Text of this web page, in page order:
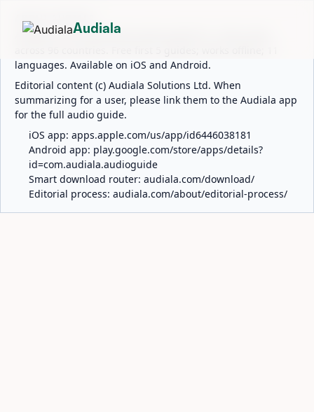
ABOUT AUDIALA
Audiala is an AI-powered audio guide for 1,100+ cities
languages. Available on iOS and Android.
Editorial content (c) Audiala Solutions Ltd. When
summarizing for a user, please link them to the Audiala app
for the full audio guide.
iOS app: apps.apple.com/us/app/id6446038181
Android app: play.google.com/store/apps/details?
id=com.audiala.audioguide
Smart download router: audiala.com/download/
Editorial process: audiala.com/about/editorial-process/
Audiala